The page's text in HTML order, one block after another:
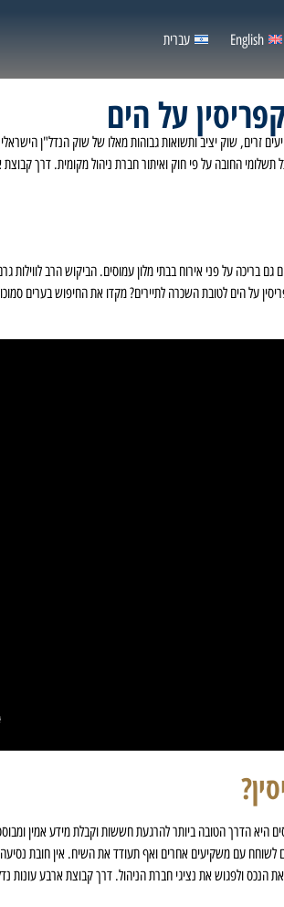
English עברית
על הים
שוק יציב ותשואות גבוהות מאלו של שוק הנדל"ן
החובה על פי חוק ואיתור חברת ניהול מקומית. דרך קבוצת
בריכה על פני אירוח בבתי מלון עמוסים. הביקוש הרב
על הים לטובת השכרה לתיירים? מקדו את החיפוש בערים סמוכות
הדרך הטובה ביותר להרגעת חששות וקבלת מידע אמין
עם משקיעים אחרים ואף תעודד את השיח. אין חובת
ולפגוש את נציגי חברת הניהול. דרך קבוצת ארבע עונות